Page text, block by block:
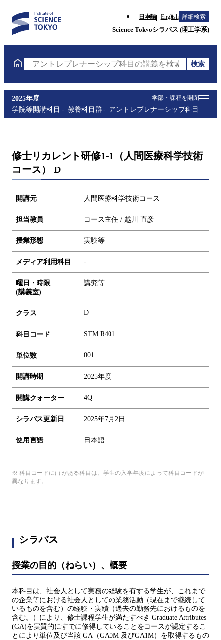
日本語 English 詳細検索
Science Tokyoシラバス (理工学系)
アントレプレナーシップ科目の講義を検索（講義名
検索
学部・課程を開閉
2025年度
学院等開講科目
教養科目群 アントレプレナーシップ科目
修士リカレント研修1-1（人間医療科学技術
コース） D
開講元 人間医療科学技術コース
担当教員 コース主任 / 越川 直彦
授業形態 実験等
メディア利用科目 -
曜日・時限
(講義室)
講究等
クラス D
科目コード STM.R401
単位数 001
開講時期 2025年度
開講クォーター 4Q
シラバス更新日 2025年7月2日
使用言語 日本語
※ 科目コードに( ) がある科目は、学生の入学年度によって科目コードが
異なります。
シラバス
授業の目的（ねらい）、概要
本科目は、社会人として実務の経験を有する学生が、これまで
の企業等における社会人としての業務活動（現在まで継続して
いるものを含む）の経験・実績（過去の勤務先におけるものを
含む。）により、修士課程学生が満たすべき Graduate Attributes
(GA)を実質的にすでに修得していることをコースが認定するこ
とにより単位及び当該 GA（GA0M 及びGA1M）を取得するもの